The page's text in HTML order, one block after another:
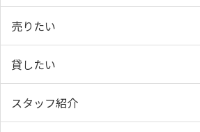
売りたい
貸したい
スタッフ紹介